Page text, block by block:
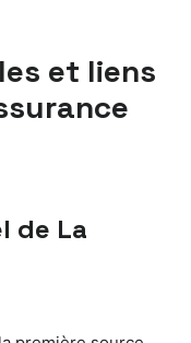
et liens
de La